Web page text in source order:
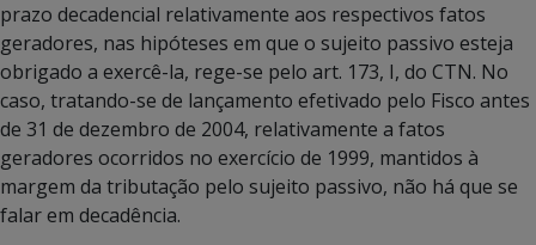
prazo decadencial relativamente aos respectivos fatos
geradores, nas hipóteses em que o sujeito passivo esteja
obrigado a exercê-la, rege-se pelo art. 173, I, do CTN. No
caso, tratando-se de lançamento efetivado pelo Fisco antes
de 31 de dezembro de 2004, relativamente a fatos
geradores ocorridos no exercício de 1999, mantidos à
margem da tributação pelo sujeito passivo, não há que se
falar em decadência.